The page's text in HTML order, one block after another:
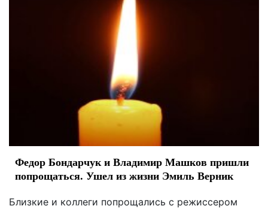
Федор Бондарчук и Владимир Машков пришли
попрощаться. Ушел из жизни Эмиль Верник
Близкие и коллеги попрощались с режиссером